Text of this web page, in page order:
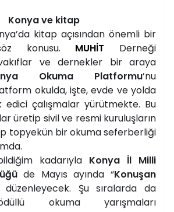
Konya ve kitap
kitap açısından önemli bir
konusu. MUHİT Derneği
ve dernekler bir araya
Okuma Platformu’nu
okulda, işte, evde ve yolda
edici çalışmalar yürütmekte. Bu
üretip sivil ve resmi kuruluşların
topyekün bir okuma seferberliği
kadarıyla Konya İl Milli
de Mayıs ayında “Konuşan
düzenleyecek. Şu sıralarda da
okuma yarışmaları